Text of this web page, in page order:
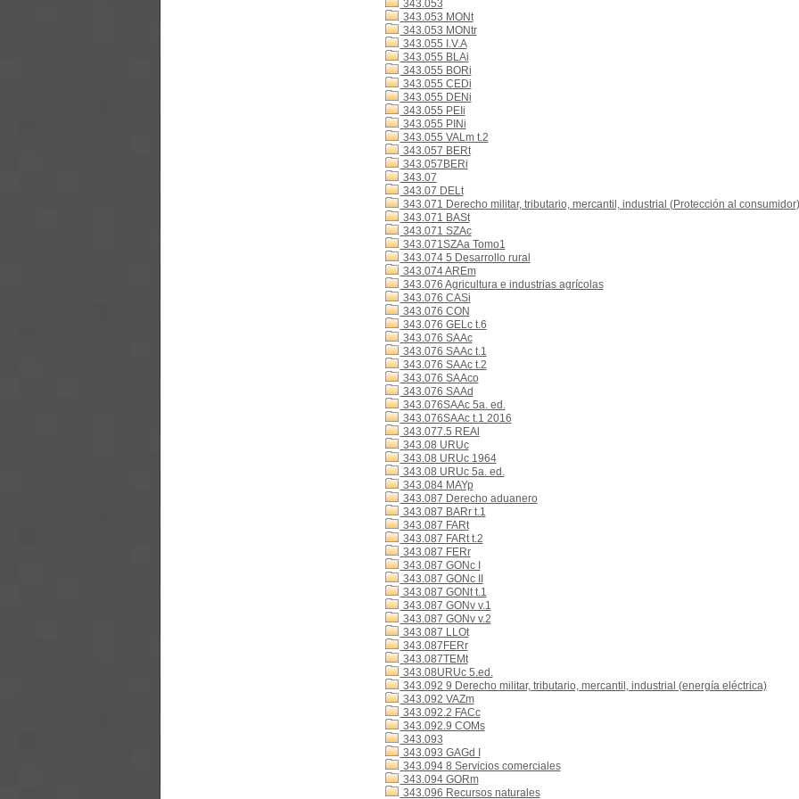
343.053
343.053 MONt
343.053 MONtr
343.055 I.V.A
343.055 BLAi
343.055 BORi
343.055 CEDi
343.055 DENi
343.055 PEIi
343.055 PINi
343.055 VALm t.2
343.057 BERt
343.057BERi
343.07
343.07 DELt
343.071 Derecho militar, tributario, mercantil, industrial (Protección al consumidor)
343.071 BASt
343.071 SZAc
343.071SZAa Tomo1
343.074 5 Desarrollo rural
343.074 AREm
343.076 Agricultura e industrias agrícolas
343.076 CASi
343.076 CON
343.076 GELc t.6
343.076 SAAc
343.076 SAAc t.1
343.076 SAAc t.2
343.076 SAAco
343.076 SAAd
343.076SAAc 5a. ed.
343.076SAAc t.1 2016
343.077.5 REAl
343.08 URUc
343.08 URUc 1964
343.08 URUc 5a. ed.
343.084 MAYp
343.087 Derecho aduanero
343.087 BARr t.1
343.087 FARt
343.087 FARt t.2
343.087 FERr
343.087 GONc I
343.087 GONc II
343.087 GONt t.1
343.087 GONv v.1
343.087 GONv v.2
343.087 LLOt
343.087FERr
343.087TEMt
343.08URUc 5.ed.
343.092 9 Derecho militar, tributario, mercantil, industrial (energía eléctrica)
343.092 VAZm
343.092.2 FACc
343.092.9 COMs
343.093
343.093 GAGd I
343.094 8 Servicios comerciales
343.094 GORm
343.096 Recursos naturales